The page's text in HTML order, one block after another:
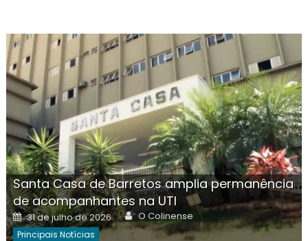
Santa Casa de Barretos amplia permanência
de acompanhantes na UTI
Posted
on
31 de julho de 2026 Author
O Colinense
Principais Notícias